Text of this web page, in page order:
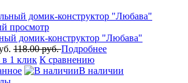
просмотр
домик-конструктор "Любава"
118.00 руб.Подробнее
1 клик К сравнению
В наличии